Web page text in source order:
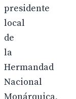
presidente
local
de
la
Hermandad
Nacional